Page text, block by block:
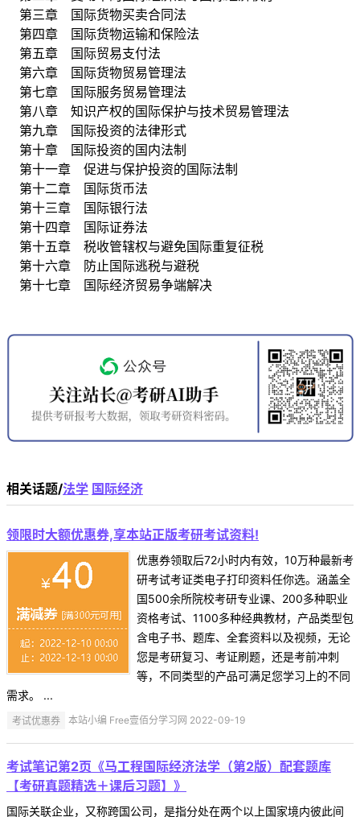
第三章 国际货物买卖合同法
第四章 国际货物运输和保险法
第五章 国际贸易支付法
第六章 国际货物贸易管理法
第七章 国际服务贸易管理法
第八章 知识产权的国际保护与技术贸易管理法
第九章 国际投资的法律形式
第十章 国际投资的国内法制
第十一章 促进与保护投资的国际法制
第十二章 国际货币法
第十三章 国际银行法
第十四章 国际证券法
第十五章 税收管辖权与避免国际重复征税
第十六章 防止国际逃税与避税
第十七章 国际经济贸易争端解决
相关话题/法学 国际经济
领限时大额优惠券,享本站正版考研考试资料!
优惠券领取后72小时内有效，10万种最新考
研考试考证类电子打印资料任你选。涵盖全
国500余所院校考研专业课、200多种职业
资格考试、1100多种经典教材，产品类型包
含电子书、题库、全套资料以及视频，无论
您是考研复习、考证刷题，还是考前冲刺
等，不同类型的产品可满足您学习上的不同
需求。 ...
考试优惠券 本站小编 Free壹佰分学习网 2022-09-19
考试笔记第2页《马工程国际经济法学（第2版）配套题库
【考研真题精选＋课后习题】》
国际关联企业，又称跨国公司，是指分处在两个以上国家境内彼此间